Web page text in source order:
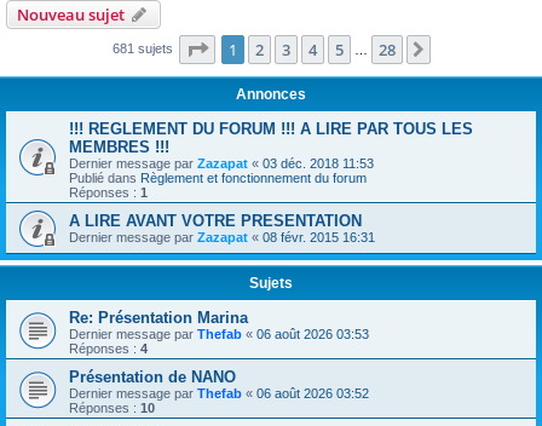
Nouveau sujet
681 sujets Page 1sur28
1 2 3 4 5 28
Annonces
!!! REGLEMENT DU FORUM !!! A LIRE PAR TOUS LES
MEMBRES !!!
Dernier message par Zazapat « 03 déc. 2018 11:53
Publié dans Règlement et fonctionnement du forum
Réponses : 1
A LIRE AVANT VOTRE PRESENTATION
Dernier message par Zazapat « 08 févr. 2015 16:31
Sujets
Re: Présentation Marina
Dernier message par Thefab « 06 août 2026 03:53
Réponses : 4
Présentation de NANO
Dernier message par Thefab « 06 août 2026 03:52
Réponses : 10